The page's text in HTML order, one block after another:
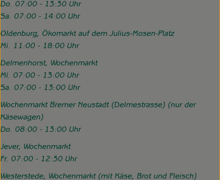
Do. 07:00 - 13:30 Uhr
Sa. 07:00 - 14:00 Uhr
Oldenburg, Ökomarkt auf dem Julius-Mosen-Platz
Mi. 11:00 - 18:00 Uhr
Delmenhorst, Wochenmarkt
Mi. 07:00 - 13:00 Uhr
Sa. 07:00 - 13:00 Uhr
Wochenmarkt Bremer Neustadt (Delmestrasse) (nur der
Käsewagen)
Do. 08:00 - 13:00 Uhr
Jever, Wochenmarkt
Fr. 07:00 - 12:30 Uhr
Westerstede, Wochenmarkt (mit Käse, Brot und Fleisch)